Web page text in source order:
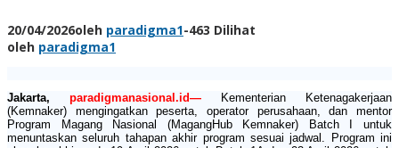
20/04/2026oleh paradigma1-463 Dilihat
oleh paradigma1
Jakarta, paradigmanasional.id— Kementerian Ketenagakerjaan
(Kemnaker) mengingatkan peserta, operator perusahaan, dan mentor
Program Magang Nasional (MagangHub Kemnaker) Batch I untuk
menuntaskan seluruh tahapan akhir program sesuai jadwal. Program ini